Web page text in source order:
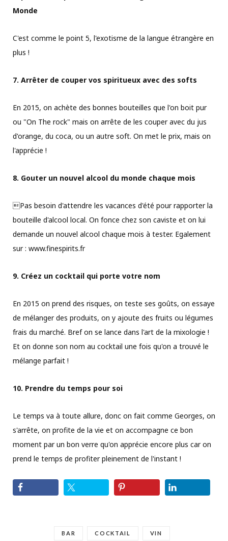
Monde
C'est comme le point 5, l'exotisme de la langue étrangère en
plus !
7. Arrêter de couper vos spiritueux avec des softs
En 2015, on achète des bonnes bouteilles que l'on boit pur
ou "On The rock" mais on arrête de les couper avec du jus
d'orange, du coca, ou un autre soft. On met le prix, mais on
l'apprécie !
8. Gouter un nouvel alcool du monde chaque mois
Pas besoin d'attendre les vacances d'été pour rapporter la
bouteille d'alcool local. On fonce chez son caviste et on lui
demande un nouvel alcool chaque mois à tester. Egalement
sur : www.finespirits.fr
9. Créez un cocktail qui porte votre nom
En 2015 on prend des risques, on teste ses goûts, on essaye
de mélanger des produits, on y ajoute des fruits ou légumes
frais du marché. Bref on se lance dans l'art de la mixologie !
Et on donne son nom au cocktail une fois qu'on a trouvé le
mélange parfait !
10. Prendre du temps pour soi
Le temps va à toute allure, donc on fait comme Georges, on
s'arrête, on profite de la vie et on accompagne ce bon
moment par un bon verre qu'on apprécie encore plus car on
prend le temps de profiter pleinement de l'instant !
BAR COCKTAIL VIN